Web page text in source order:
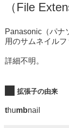
（File
Panasonic（パナ
用のサムネイルフ
詳細不明。
拡張子の由来
thumbnail